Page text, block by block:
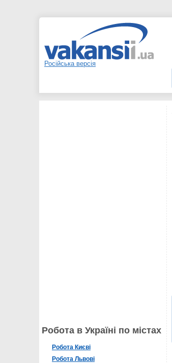
Російська версія
Робота в Україні по містах
Робота Києві
Робота Львові